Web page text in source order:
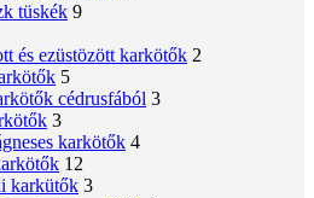
tüskék 9
és ezüstözött karkötők 2
5
cédrusfából 3
3
karkötők 4
12
karkütők 3